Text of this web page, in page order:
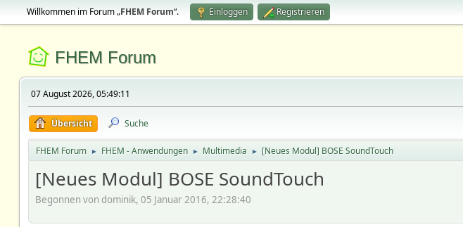
Willkommen im Forum „FHEM Forum“. Einloggen Registrieren
FHEM Forum
07 August 2026, 05:49:11
Übersicht Suche
FHEM Forum ► FHEM - Anwendungen ► Multimedia ► [Neues Modul] BOSE SoundTouch
[Neues Modul] BOSE SoundTouch
Begonnen von dominik, 05 Januar 2016, 22:28:40